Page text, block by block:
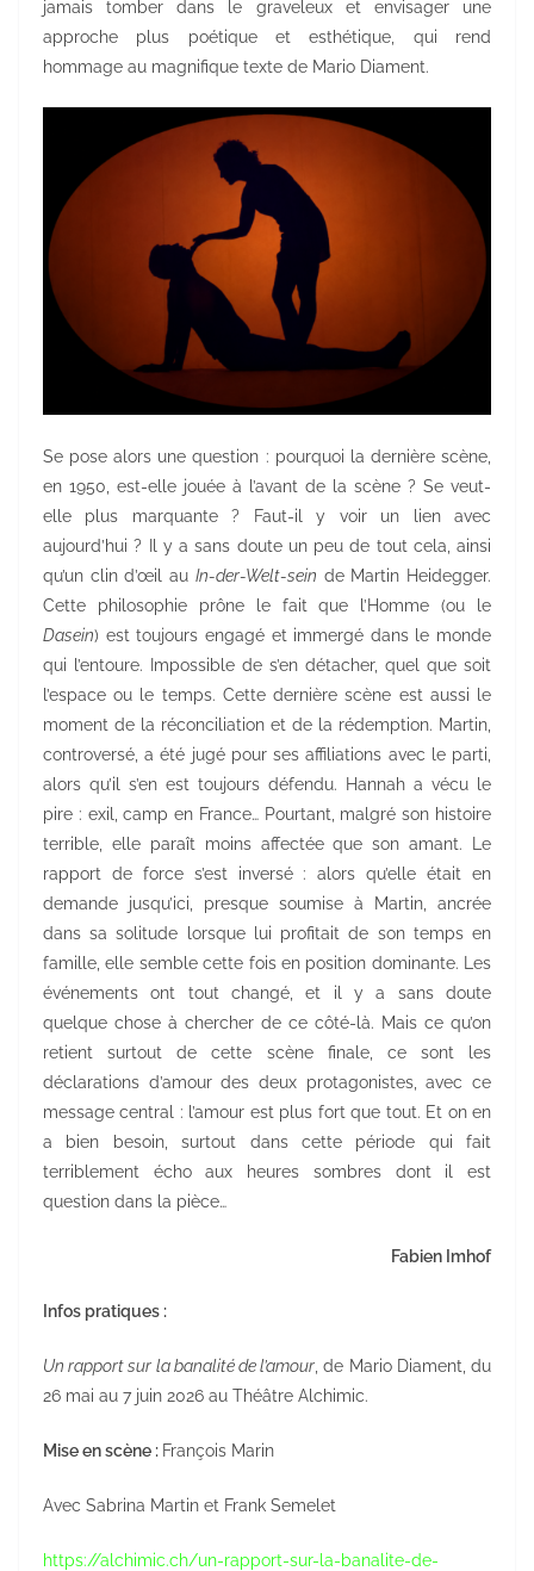
jamais tomber dans le graveleux et envisager une
approche plus poétique et esthétique, qui rend
hommage au magnifique texte de Mario Diament.
Se pose alors une question : pourquoi la dernière scène,
en 1950, est-elle jouée à l’avant de la scène ? Se veut-
elle plus marquante ? Faut-il y voir un lien avec
aujourd’hui ? Il y a sans doute un peu de tout cela, ainsi
qu’un clin d’œil au In-der-Welt-sein de Martin Heidegger.
Cette philosophie prône le fait que l’Homme (ou le
Dasein) est toujours engagé et immergé dans le monde
qui l’entoure. Impossible de s’en détacher, quel que soit
l’espace ou le temps. Cette dernière scène est aussi le
moment de la réconciliation et de la rédemption. Martin,
controversé, a été jugé pour ses affiliations avec le parti,
alors qu’il s’en est toujours défendu. Hannah a vécu le
pire : exil, camp en France… Pourtant, malgré son histoire
terrible, elle paraît moins affectée que son amant. Le
rapport de force s’est inversé : alors qu’elle était en
demande jusqu’ici, presque soumise à Martin, ancrée
dans sa solitude lorsque lui profitait de son temps en
famille, elle semble cette fois en position dominante. Les
événements ont tout changé, et il y a sans doute
quelque chose à chercher de ce côté-là. Mais ce qu’on
retient surtout de cette scène finale, ce sont les
déclarations d’amour des deux protagonistes, avec ce
message central : l’amour est plus fort que tout. Et on en
a bien besoin, surtout dans cette période qui fait
terriblement écho aux heures sombres dont il est
question dans la pièce…
Fabien Imhof
Infos pratiques :
Un rapport sur la banalité de l’amour , de Mario Diament, du
26 mai au 7 juin 2026 au Théâtre Alchimic.
Mise en scène : François Marin
Avec Sabrina Martin et Frank Semelet
https://alchimic.ch/un-rapport-sur-la-banalite-de-